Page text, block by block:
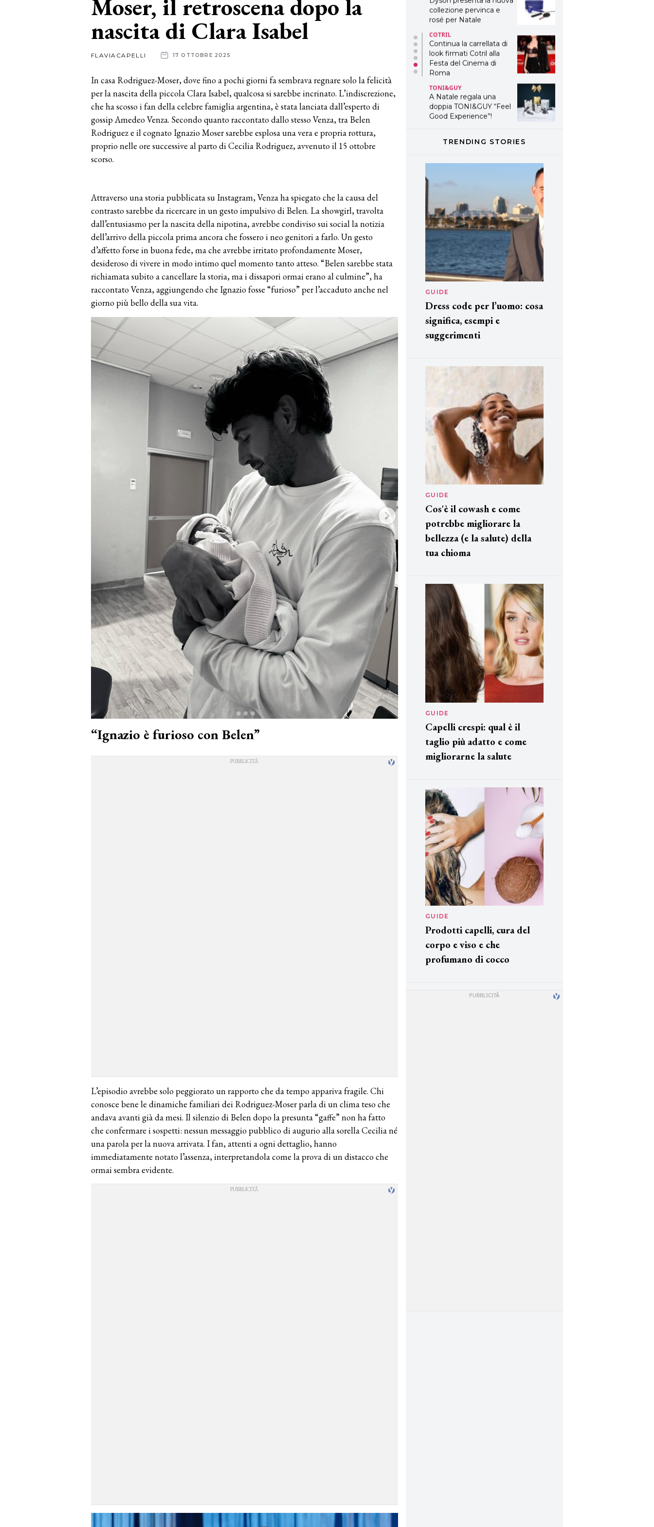
Moser, il retroscena dopo la
nascita di Clara Isabel
FLAVIACAPELLI 17 OTTOBRE 2025
In casa Rodriguez-Moser, dove fino a pochi giorni fa sembrava regnare solo la felicità
per la nascita della piccola Clara Isabel, qualcosa si sarebbe incrinato. L’indiscrezione,
che ha scosso i fan della celebre famiglia argentina, è stata lanciata dall’esperto di
gossip Amedeo Venza. Secondo quanto raccontato dallo stesso Venza, tra Belen
Rodriguez e il cognato Ignazio Moser sarebbe esplosa una vera e propria rottura,
proprio nelle ore successive al parto di Cecilia Rodriguez, avvenuto il 15 ottobre
scorso.
Attraverso una storia pubblicata su Instagram, Venza ha spiegato che la causa del
contrasto sarebbe da ricercare in un gesto impulsivo di Belen. La showgirl, travolta
dall’entusiasmo per la nascita della nipotina, avrebbe condiviso sui social la notizia
dell’arrivo della piccola prima ancora che fossero i neo genitori a farlo. Un gesto
d’affetto forse in buona fede, ma che avrebbe irritato profondamente Moser,
desideroso di vivere in modo intimo quel momento tanto atteso. “Belen sarebbe stata
richiamata subito a cancellare la storia, ma i dissapori ormai erano al culmine”, ha
raccontato Venza, aggiungendo che Ignazio fosse “furioso” per l’accaduto anche nel
giorno più bello della sua vita.
“Ignazio è furioso con Belen”
L’episodio avrebbe solo peggiorato un rapporto che da tempo appariva fragile. Chi
conosce bene le dinamiche familiari dei Rodriguez-Moser parla di un clima teso che
andava avanti già da mesi. Il silenzio di Belen dopo la presunta “gaffe” non ha fatto
che confermare i sospetti: nessun messaggio pubblico di augurio alla sorella Cecilia né
una parola per la nuova arrivata. I fan, attenti a ogni dettaglio, hanno
immediatamente notato l’assenza, interpretandola come la prova di un distacco che
ormai sembra evidente.
collezione pervinca e
rosé per Natale
COTRIL
Continua la carrellata di
look firmati Cotril alla
Festa del Cinema di
Roma
TONI&GUY
A Natale regala una
doppia TONI&GUY “Feel
Good Experience”!
LABEL.M lancia la sua
DAVINES
cofanetti beauty preziosi
per un regalo adatto ad
ogni capello
TRENDING STORIES
GUIDE
Dress code per l’uomo: cosa
significa, esempi e
suggerimenti
GUIDE
Cos'è il cowash e come
potrebbe migliorare la
bellezza (e la salute) della
tua chioma
GUIDE
Capelli crespi: qual è il
taglio più adatto e come
migliorarne la salute
GUIDE
Prodotti capelli, cura del
corpo e viso e che
profumano di cocco